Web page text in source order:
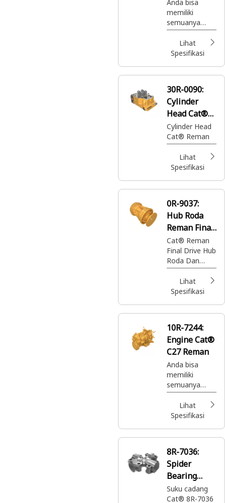
Anda bisa
memiliki
semuanya
dengan Cat
Reman. Suku
cadang Cat®
terbaik dengan
di mana pun
dan kapan pun
Anda
membutuhkan
nya -
semuanya
dengan harga
sangat murah.
Lihat
Spesifikasi
30R-0090:
Cylinder
Head Cat®
Reman
Cylinder Head
Cat® Reman
Lihat
Spesifikasi
0R-9037:
Hub Roda
Reman Final
Drive
Cat® Reman
Final Drive Hub
Roda Dan
Drum Rem
Lihat
Spesifikasi
10R-7244:
Engine Cat®
C27 Reman
Anda bisa
memiliki
semuanya
dengan Cat
Reman. Suku
cadang Cat®
terbaik dengan
di mana pun
dan kapan pun
Anda
membutuhkan
nya -
Lihat
Spesifikasi
8R-7036:
Spider
Bearing
Sambungan
Universal
Suku cadang
Cat® 8R-7036